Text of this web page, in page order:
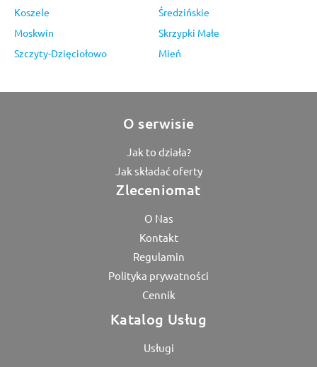
Koszele
Średzińskie
Moskwin
Skrzypki Małe
Szczyty-Dzięciołowo
Mień
O serwisie
Jak to działa?
Jak składać oferty
Zleceniomat
O Nas
Kontakt
Regulamin
Polityka prywatności
Cennik
Katalog Usług
Usługi